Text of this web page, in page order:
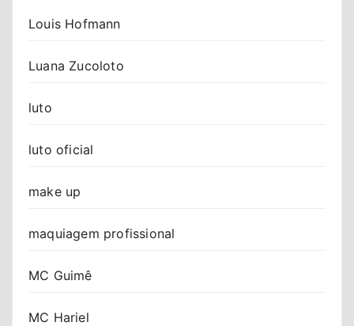
Louis Hofmann
Luana Zucoloto
luto
luto oficial
make up
maquiagem profissional
MC Guimê
MC Hariel